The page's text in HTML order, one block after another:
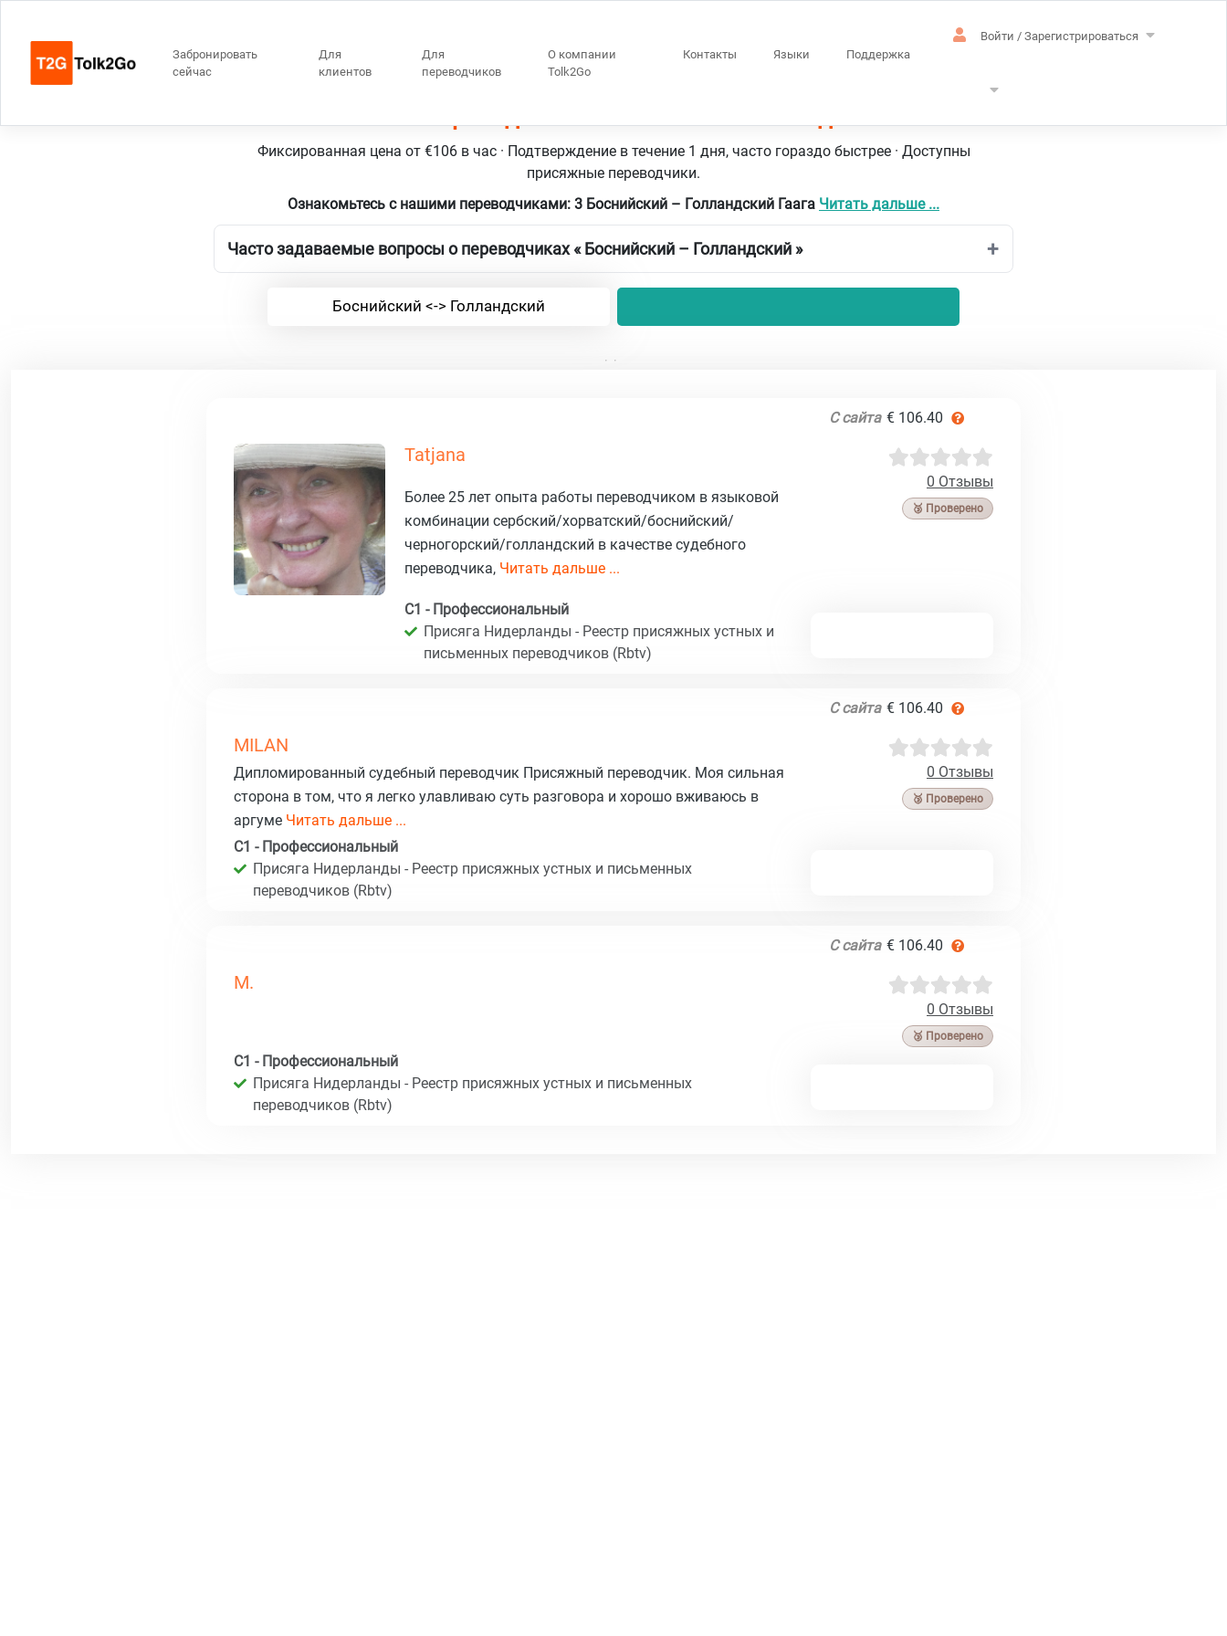
Забронировать
сейчас
Для
клиентов
Для
переводчиков
О компании
Tolk2Go
Контакты Языки Поддержка
Войти / Зарегистрироваться
Фиксированная цена от €106 в час · Подтверждение в течение 1 дня, часто гораздо быстрее · Доступны
присяжные переводчики.
Ознакомьтесь с нашими переводчиками: 3 Боснийский – Голландский Гаага Читать дальше ...
Часто задаваемые вопросы о переводчиках « Боснийский – Голландский »
Боснийский <-> Голландский
С сайта € 106.40
Tatjana
0 Отзывы
🥉 Проверено
Более 25 лет опыта работы переводчиком в языковой
комбинации сербский/хорватский/боснийский/
черногорский/голландский в качестве судебного
переводчика, Читать дальше ...
C1 - Профессиональный
Присяга Нидерланды - Реестр присяжных устных и
письменных переводчиков (Rbtv)
С сайта € 106.40
MILAN
0 Отзывы
🥉 Проверено
Дипломированный судебный переводчик Присяжный переводчик. Моя сильная
сторона в том, что я легко улавливаю суть разговора и хорошо вживаюсь в
аргуме Читать дальше ...
C1 - Профессиональный
Присяга Нидерланды - Реестр присяжных устных и письменных
переводчиков (Rbtv)
С сайта € 106.40
M.
0 Отзывы
🥉 Проверено
C1 - Профессиональный
Присяга Нидерланды - Реестр присяжных устных и письменных
переводчиков (Rbtv)